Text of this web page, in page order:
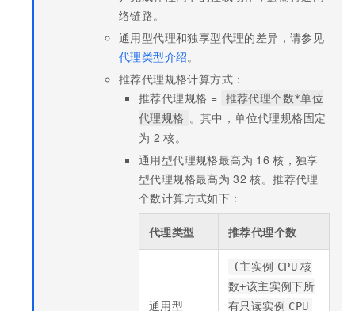
络链路。
通用型代理和独享型代理的差异，请参见
代理类型介绍。
推荐代理规格计算方式：
推荐代理规格 =
推荐代理个数*单位
代理规格
。其中，单位代理规格固定
为 2 核。
通用型代理规格最高为 16 核，独享
型代理规格最高为 32 核。推荐代理
个数计算方式如下：
代理类型 推荐代理个数
通用型
(主实例 CPU 核
数+该主实例下所
有只读实例 CPU